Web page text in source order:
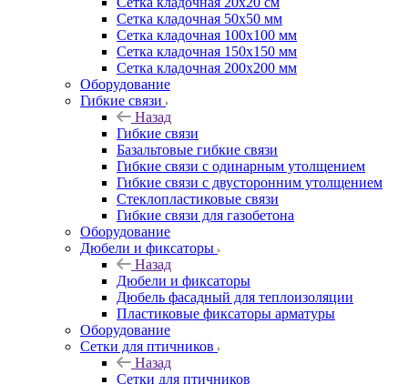
Сетка кладочная 50x50 мм
Сетка кладочная 100x100 мм
Сетка кладочная 150x150 мм
Сетка кладочная 200x200 мм
Оборудование
Гибкие связи
Назад
Гибкие связи
Базальтовые гибкие связи
Гибкие связи с одинарным утолщением
Гибкие связи с двусторонним утолщением
Стеклопластиковые связи
Гибкие связи для газобетона
Оборудование
Дюбели и фиксаторы
Назад
Дюбели и фиксаторы
Дюбель фасадный для теплоизоляции
Пластиковые фиксаторы арматуры
Оборудование
Сетки для птичников
Назад
Сетки для птичников